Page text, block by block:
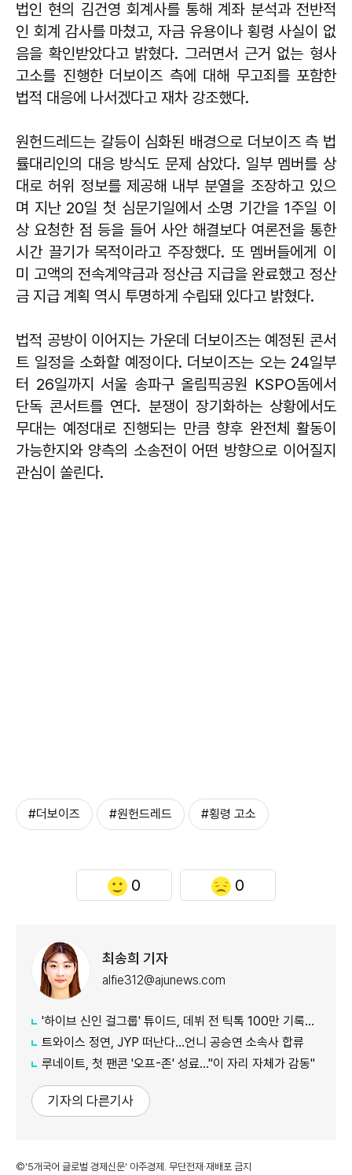
법인 현의 김건영 회계사를 통해 계좌 분석과 전반적
인 회계 감사를 마쳤고, 자금 유용이나 횡령 사실이 없
음을 확인받았다고 밝혔다. 그러면서 근거 없는 형사
고소를 진행한 더보이즈 측에 대해 무고죄를 포함한
법적 대응에 나서겠다고 재차 강조했다.
원헌드레드는 갈등이 심화된 배경으로 더보이즈 측 법
률대리인의 대응 방식도 문제 삼았다. 일부 멤버를 상
대로 허위 정보를 제공해 내부 분열을 조장하고 있으
며 지난 20일 첫 심문기일에서 소명 기간을 1주일 이
상 요청한 점 등을 들어 사안 해결보다 여론전을 통한
시간 끌기가 목적이라고 주장했다. 또 멤버들에게 이
미 고액의 전속계약금과 정산금 지급을 완료했고 정산
금 지급 계획 역시 투명하게 수립돼 있다고 밝혔다.
법적 공방이 이어지는 가운데 더보이즈는 예정된 콘서
트 일정을 소화할 예정이다. 더보이즈는 오는 24일부
터 26일까지 서울 송파구 올림픽공원 KSPO돔에서
단독 콘서트를 연다. 분쟁이 장기화하는 상황에서도
무대는 예정대로 진행되는 만큼 향후 완전체 활동이
가능한지와 양측의 소송전이 어떤 방향으로 이어질지
관심이 쏠린다.
#더보이즈 #원헌드레드 #횡령 고소
0 0
최송희 기자
alfie312@ajunews.com
'하이브 신인 걸그룹' 튜이드, 데뷔 전 틱톡 100만 기록…24일 타이틀곡 발매
트와이스 정연, JYP 떠난다…언니 공승연 소속사 합류
루네이트, 첫 팬콘 '오프-존' 성료…"이 자리 자체가 감동"
기자의 다른기사
©'5개국어 글로벌 경제신문' 아주경제. 무단전재·재배포 금지